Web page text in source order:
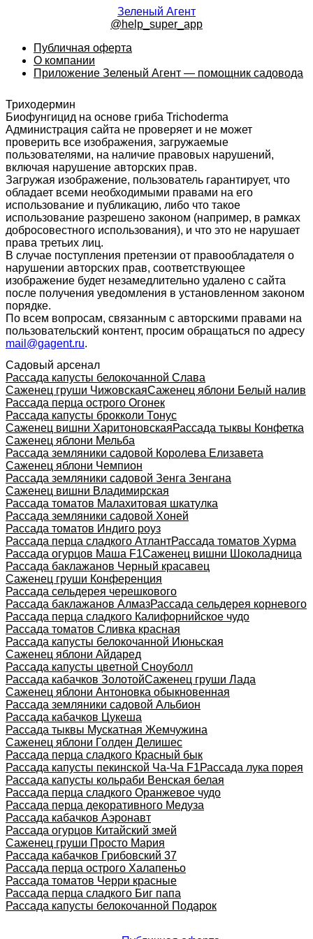
Зеленый Агент
@help_super_app
Публичная оферта
О компании
Приложение Зеленый Агент — помощник садовода
Триходермин
Биофунгицид на основе гриба Trichoderma
Администрация сайта не проверяет и не может
проверить все изображения, загружаемые
пользователями, на наличие правовых нарушений,
включая нарушение авторских прав.
Загружая изображение, пользователь гарантирует, что
обладает всеми необходимыми правами на его
использование и публикацию, либо что такое
использование разрешено законом (например, в рамках
добросовестного использования), и что это не нарушает
права третьих лиц.
В случае поступления претензии от правообладателя о
нарушении авторских прав, соответствующее
изображение будет незамедлительно удалено с сайта
после получения уведомления в установленном законом
порядке.
По всем вопросам, связанным с авторскими правами на
пользовательский контент, просим обращаться по адресу
mail@gagent.ru.
Садовый арсенал
Рассада капусты белокочанной Слава
Саженец груши ЧижовскаяСаженец яблони Белый налив
Рассада перца острого Огонек
Рассада капусты брокколи Тонус
Саженец вишни ХаритоновскаяРассада тыквы Конфетка
Саженец яблони Мельба
Рассада земляники садовой Королева Елизавета
Саженец яблони Чемпион
Рассада земляники садовой Зенга Зенгана
Саженец вишни Владимирская
Рассада томатов Малахитовая шкатулка
Рассада земляники садовой Хоней
Рассада томатов Индиго роуз
Рассада перца сладкого АтлантРассада томатов Хурма
Рассада огурцов Маша F1Саженец вишни Шоколадница
Рассада баклажанов Черный красавец
Саженец груши Конференция
Рассада сельдерея черешкового
Рассада баклажанов АлмазРассада сельдерея корневого
Рассада перца сладкого Калифорнийское чудо
Рассада томатов Сливка красная
Рассада капусты белокочанной Июньская
Саженец яблони Айдаред
Рассада капусты цветной Сноуболл
Рассада кабачков ЗолотойСаженец груши Лада
Саженец яблони Антоновка обыкновенная
Рассада земляники садовой Альбион
Рассада кабачков Цукеша
Рассада тыквы Мускатная Жемчужина
Саженец яблони Голден Делишес
Рассада перца сладкого Красный бык
Рассада капусты пекинской Ча-Ча F1Рассада лука порея
Рассада капусты кольраби Венская белая
Рассада перца сладкого Оранжевое чудо
Рассада перца декоративного Медуза
Рассада кабачков Аэронавт
Рассада огурцов Китайский змей
Саженец груши Просто Мария
Рассада кабачков Грибовский 37
Рассада перца острого Халапеньо
Рассада томатов Черри красные
Рассада перца сладкого Биг папа
Рассада капусты белокочанной Подарок